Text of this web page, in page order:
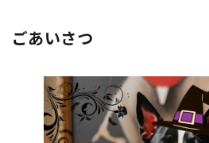
ごあいさつ